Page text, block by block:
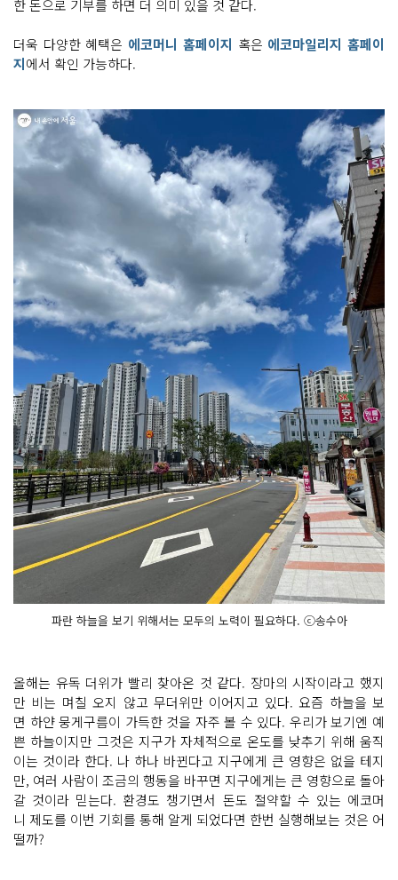
한 돈으로 기부를 하면 더 의미 있을 것 같다.
더욱 다양한 혜택은 에코머니 홈페이지 혹은 에코마일리지 홈페이
지에서 확인 가능하다.
파란 하늘을 보기 위해서는 모두의 노력이 필요하다. ⓒ송수아
올해는 유독 더위가 빨리 찾아온 것 같다. 장마의 시작이라고 했지
만 비는 며칠 오지 않고 무더위만 이어지고 있다. 요즘 하늘을 보
면 하얀 뭉게구름이 가득한 것을 자주 볼 수 있다. 우리가 보기엔 예
쁜 하늘이지만 그것은 지구가 자체적으로 온도를 낮추기 위해 움직
이는 것이라 한다. 나 하나 바뀐다고 지구에게 큰 영향은 없을 테지
만, 여러 사람이 조금의 행동을 바꾸면 지구에게는 큰 영향으로 돌아
갈 것이라 믿는다. 환경도 챙기면서 돈도 절약할 수 있는 에코머
니 제도를 이번 기회를 통해 알게 되었다면 한번 실행해보는 것은 어
떨까?